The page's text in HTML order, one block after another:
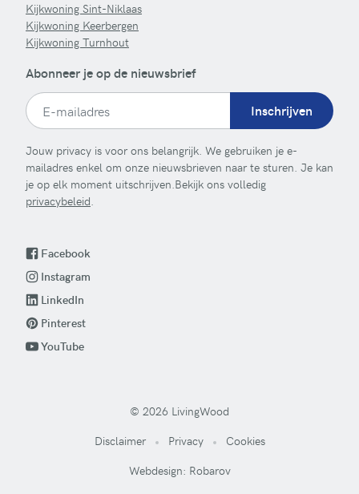
Kijkwoning Sint-Niklaas
Kijkwoning Keerbergen
Kijkwoning Turnhout
Abonneer je op de nieuwsbrief
Inschrijven
Jouw privacy is voor ons belangrijk. We gebruiken je e-
mailadres enkel om onze nieuwsbrieven naar te sturen. Je kan
je op elk moment uitschrijven.Bekijk ons volledig
privacybeleid.
Facebook
Instagram
LinkedIn
Pinterest
YouTube
© 2026 LivingWood
Disclaimer
Privacy
Cookies
Webdesign: Robarov